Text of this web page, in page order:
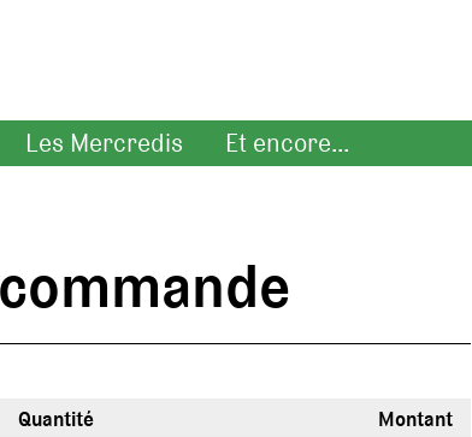
Les Mercredis Et encore...
Quantité
Montant